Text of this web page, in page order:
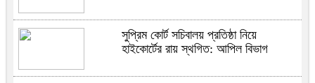
সুপ্রিম কোর্ট সচিবালয় প্রতিষ্ঠা নিয়ে
হাইকোর্টের রায় স্থগিত: আপিল বিভাগ